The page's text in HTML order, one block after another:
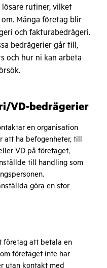
rutiner, vilket
Många företag blir
och fakturabedrägeri.
bedrägerier går till,
och hur ni kan arbeta
VD-bedrägerier
en organisation
ha befogenheter, till
VD på företaget,
till handling som
göra en stor
företag att betala en
företaget inte har
utan kontakt med